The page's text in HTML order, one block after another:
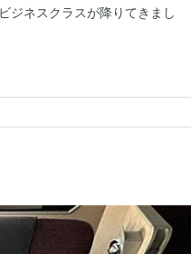
ジネスクラスが降りてきまし